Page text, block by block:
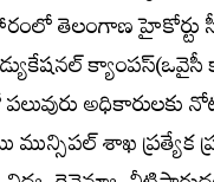
తెలంగాణ
క్యాంపస్(ఒవైసీ
అధికారులకు
శాఖ ప్రత్యేక